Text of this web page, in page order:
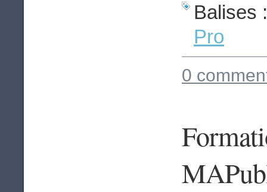
Balises
Pro
0